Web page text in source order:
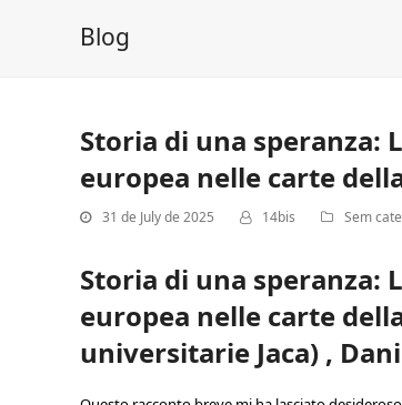
Blog
Storia di una speranza:
europea nelle carte
31 de July de 2025 14bis Sem
Storia di una speranza:
europea nelle carte
universitarie Jaca) ,